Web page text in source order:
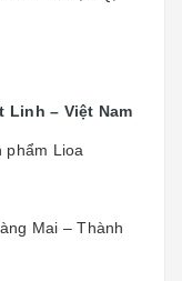
Linh – Việt Nam
phẩm Lioa
Mai – Thành